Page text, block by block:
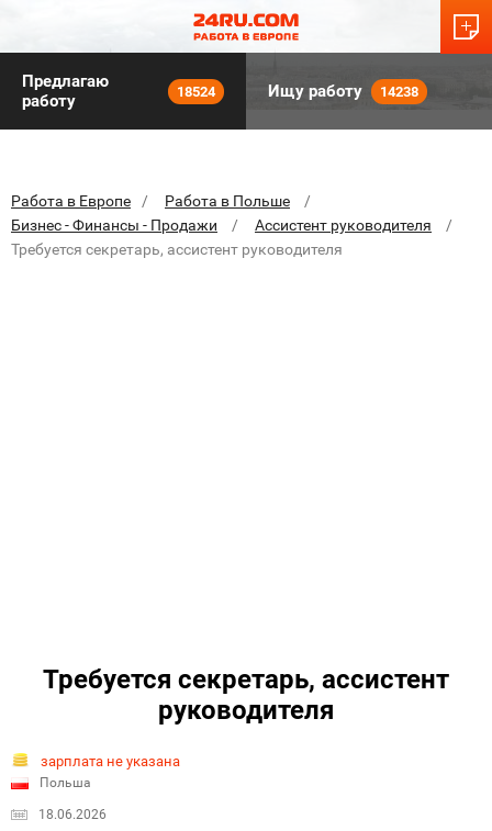
Предлагаю
работу
18524 Ищу работу 14238
Работа в Европе
Работа в Польше
Бизнес - Финансы - Продажи
Ассистент руководителя
Требуется секретарь, ассистент руководителя
Требуется секретарь, ассистент
руководителя
зарплата не указана
Польша
18.06.2026